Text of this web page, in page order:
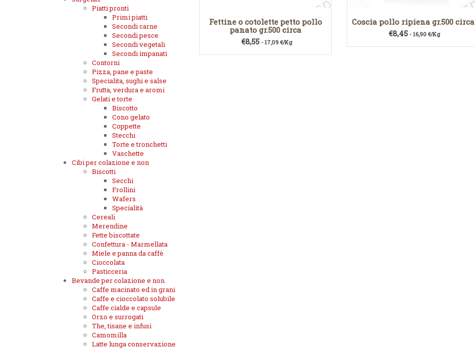
Fettine o cotolette petto pollo
panato gr.500 circa
€8,55- 17,09 €/Kg
Coscia pollo ripiena gr.500 circa
€8,45- 16,90 €/Kg
Piatti pronti
Primi piatti
Secondi carne
Secondi pesce
Secondi vegetali
Secondi impanati
Contorni
Pizza, pane e paste
Specialita, sughi e salse
Frutta, verdura e aromi
Gelati e torte
Biscotto
Cono gelato
Coppette
Stecchi
Torte e tronchetti
Vaschette
Cibi per colazione e non
Biscotti
Secchi
Frollini
Wafers
Specialità
Cereali
Merendine
Fette biscottate
Confettura - Marmellata
Miele e panna da caffè
Cioccolata
Pasticceria
Bevande per colazione e non
Caffe macinato ed in grani
Caffe e cioccolato solubile
Caffe cialde e capsule
Orzo e surrogati
The, tisane e infusi
Camomilla
Latte lunga conservazione